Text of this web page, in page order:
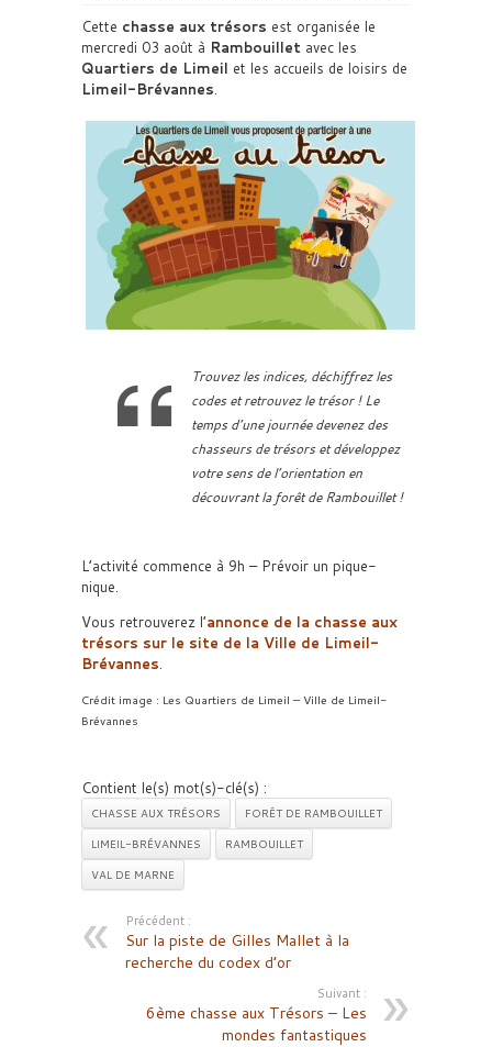
Cette chasse aux trésors est organisée le
mercredi 03 août à Rambouillet avec les
Quartiers de Limeil et les accueils de loisirs de
Limeil-Brévannes.
Trouvez les indices, déchiffrez les
codes et retrouvez le trésor ! Le
temps d’une journée devenez des
chasseurs de trésors et développez
votre sens de l’orientation en
découvrant la forêt de Rambouillet !
L’activité commence à 9h – Prévoir un pique-
nique.
Vous retrouverez l’annonce de la chasse aux
trésors sur le site de la Ville de Limeil-
Brévannes.
Crédit image : Les Quartiers de Limeil – Ville de Limeil-
Brévannes
Contient le(s) mot(s)-clé(s) :
CHASSE AUX TRÉSORS
FORÊT DE RAMBOUILLET
LIMEIL-BRÉVANNES
RAMBOUILLET
VAL DE MARNE
Précédent :
Sur la piste de Gilles Mallet à la
recherche du codex d’or
Suivant :
6ème chasse aux Trésors – Les
mondes fantastiques